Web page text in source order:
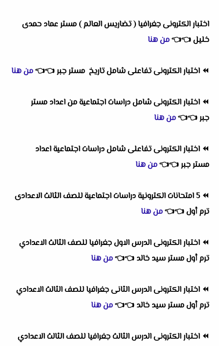
اختبار الكترونى جغرافيا ( تضاريس العالم ) مستر عماد حمدى
خليل👈
👈من هنا
⏪ اختبار الكترونى تفاعلى شامل تاريخ مستر جبر👈
👈من هنا
⏪ اختبار الكترونى شامل دراسات اجتماعية من اعداد مستر
جبر👈
👈من هنا
⏪ اختبار الكترونى تفاعلى شامل دراسات اجتماعية اعداد
مسترجبر👈
👈من هنا
⏪ 5 امتحانات الكترونية دراسات اجتماعية للصف الثالث الاعدادى
ترم أول👈
👈من هنا
⏪ اختبار الكترونى الدرس الاول جغرافيا للصف الثالث الاعدادي
ترم أول مستر سيد خالد 👈
👈من هنا
⏪ اختبار الكترونى الدرس الثانى جغرافيا للصف الثالث الاعدادي
ترم أول مستر سيد خالد 👈
👈من هنا
⏪ اختبار الكترونى الدرس الثالث جغرافيا للصف الثالث الاعدادي